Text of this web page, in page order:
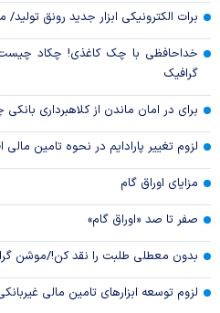
برات الکترونیکی ابزار جدید رونق
خداحافظی با چک کاغذی! چکاد
گرافیک
برای در امان ماندن از کلاهبرداری بانکی
لزوم تغییر پارادایم در نحوه تامین مالی
مزایای اوراق گام
صفر تا صد «اوراق گام»
بدون معطلی طلبت را نقد کن!/موشن
لزوم توسعه ابزارهای تامین مالی